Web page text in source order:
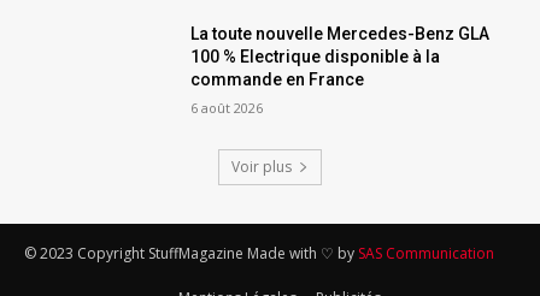
La toute nouvelle Mercedes-Benz GLA
100 % Electrique disponible à la
commande en France
6 août 2026
Voir plus
© 2023 Copyright StuffMagazine Made with ♡ by SAS Communication